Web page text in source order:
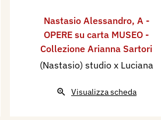
Nastasio Alessandro, A -
OPERE su carta MUSEO -
Collezione Arianna Sartori
(Nastasio) studio x Luciana
Visualizza scheda